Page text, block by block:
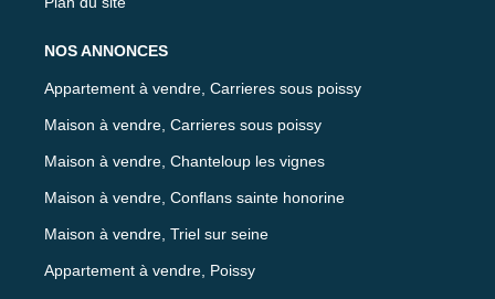
NOS ANNONCES
Appartement à vendre, Carrieres sous poissy
Maison à vendre, Carrieres sous poissy
Maison à vendre, Chanteloup les vignes
Maison à vendre, Conflans sainte honorine
Maison à vendre, Triel sur seine
Appartement à vendre, Poissy